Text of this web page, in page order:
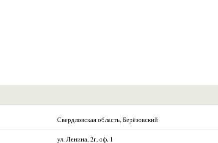
Свердловская область, Берёзовский
ул. Ленина, 2г, оф. 1